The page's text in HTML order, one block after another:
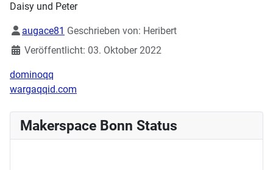
Daisy und Peter
Details
augace81 Geschrieben von: Heribert
Veröffentlicht: 03. Oktober 2022
dominoqq
wargaqqid.com
Makerspace Bonn Status